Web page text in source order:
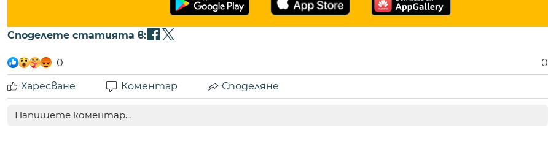
Споделете статията в:
0 0
Харесване
Коментар Споделяне